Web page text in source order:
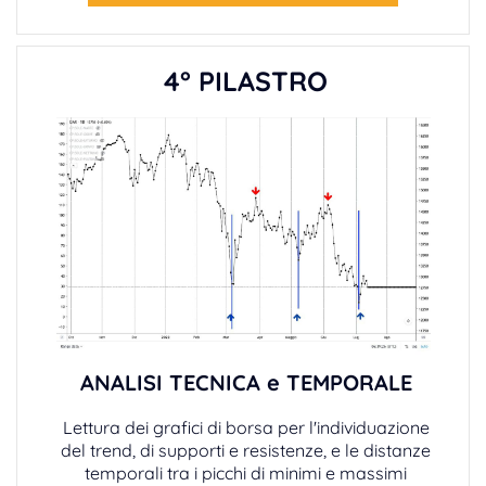
4° PILASTRO
ANALISI TECNICA e TEMPORALE
Lettura dei grafici di borsa per l'individuazione
del trend, di supporti e resistenze, e le distanze
temporali tra i picchi di minimi e massimi